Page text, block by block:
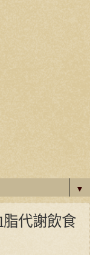
▼
代謝飲食